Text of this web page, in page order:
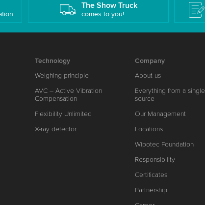
The Show Truck
comes to you!
Technology
Weighing principle
AVC – Active Vibration
Compensation
Flexibility Unlimited
X-ray detector
Company
About us
Everything from a single
source
Our Management
Locations
Wipotec Foundation
Responsibility
Certificates
Partnership